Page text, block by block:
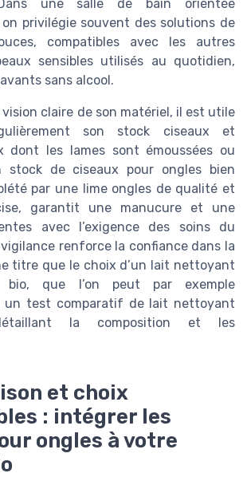
une salle de bain orientée
privilégie souvent des solutions de
compatibles avec les autres
sensibles utilisés au quotidien,
sans alcool.
claire de son matériel, il est utile
son stock ciseaux et
dont les lames sont émoussées ou
stock de ciseaux pour ongles bien
par une lime ongles de qualité et
garantit une manucure et une
avec l’exigence des soins du
renforce la confiance dans la
titre que le choix d’un lait nettoyant
bio, que l’on peut par exemple
un test comparatif de lait nettoyant
la composition et les
et choix
: intégrer les
ongles à votre